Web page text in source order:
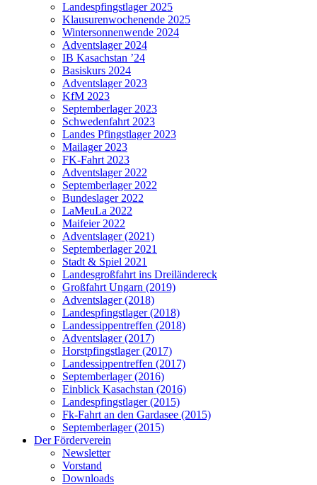
Landespfingstlager 2025
Klausurenwochenende 2025
Wintersonnenwende 2024
Adventslager 2024
IB Kasachstan ’24
Basiskurs 2024
Adventslager 2023
KfM 2023
Septemberlager 2023
Schwedenfahrt 2023
Landes Pfingstlager 2023
Mailager 2023
FK-Fahrt 2023
Adventslager 2022
Septemberlager 2022
Bundeslager 2022
LaMeuLa 2022
Maifeier 2022
Adventslager (2021)
Septemberlager 2021
Stadt & Spiel 2021
Landesgroßfahrt ins Dreiländereck
Großfahrt Ungarn (2019)
Adventslager (2018)
Landespfingstlager (2018)
Landessippentreffen (2018)
Adventslager (2017)
Horstpfingstlager (2017)
Landessippentreffen (2017)
Septemberlager (2016)
Einblick Kasachstan (2016)
Landespfingstlager (2015)
Fk-Fahrt an den Gardasee (2015)
Septemberlager (2015)
Der Förderverein
Newsletter
Vorstand
Downloads